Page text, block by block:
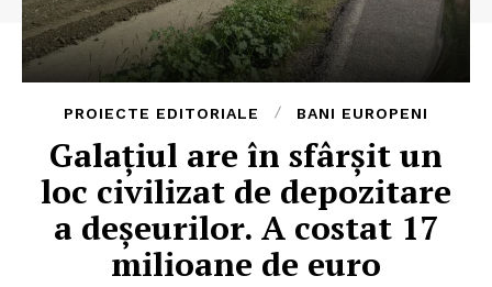
PROIECTE EDITORIALE BANI EUROPENI
Galațiul are în sfârșit un
loc civilizat de depozitare
a deșeurilor. A costat 17
milioane de euro